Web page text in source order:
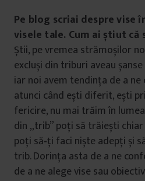
Pe blog scriai despre vise
visele tale. Cum ai știut
Știi, pe vremea strămoșilor
excluși din triburi aveau
iar noi avem tendința de a
atunci când ești diferit, ești
fericire, nu mai trăim în
din „trib” poți să trăiești
poți să‑ți faci niște adepți și
trib. Dorința asta de a ne
de a ne alege vise sau